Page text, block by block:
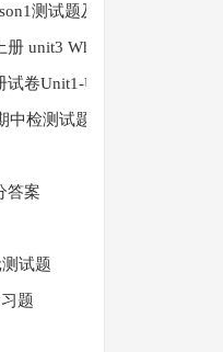
测试题及答案
册 unit3 What would you like-
卷Unit1-Unit2单元测试题
中检测试题
答案
试题
题